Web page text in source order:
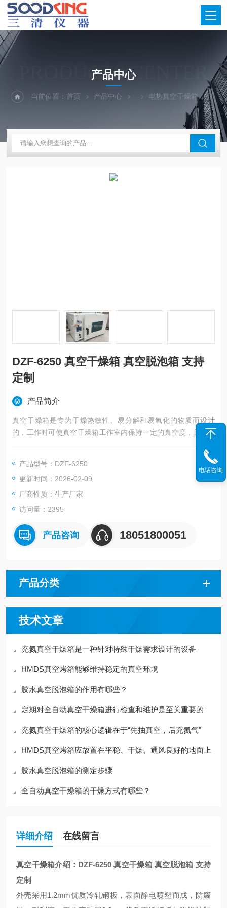
PRODUCTS CENTER
产品中心
当前位置：首页 产品中心 电热真空干燥箱
DZF-6250 真空干燥箱 真空脱泡箱 支持
定制
产品简介
真空干燥箱是专为干燥热敏性、易分解和易氧化的物质而设计
的，工作时可使真空干燥箱工作室内保持一定的真空度，且可以
向真空干燥箱箱体内充入相关的惰性气体，特别是一些成分复杂
的物品也能进行快速干燥。DZF-6250 真空干燥箱 真空脱泡箱 支
持定制
产品型号：DZF-6250
更新时间：2026-02-09
厂商性质：生产厂家
访问量：2395
产品咨询 18051800051
产品分类
技术文章
充氮真空干燥箱是一种针对特殊干燥需求设计的设备
HMDS真空烤箱能够维持稳定的真空环境
胶水真空脱泡箱的作用有哪些？
定期对全自动真空干燥箱进行检查和维护是至关重要的
充氮真空干燥箱的核心逻辑在于“先抽真空，后充氮气”
HMDS真空烤箱应放置在平稳、干燥、通风良好的地面上
胶水真空脱泡箱的测定步骤
全自动真空干燥箱的干燥方式有哪些？
详细介绍 在线留言
真空干燥箱介绍： DZF-6250 真空干燥箱 真空脱泡箱 支持
定制
外壳采用1.2mm优质冷轧钢板，表面静电喷塑而成，防腐
电话咨询